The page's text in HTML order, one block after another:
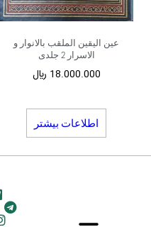
عین الیقین الملقب بالانوار و
الاسرار 2 جلدی
18.000.000 ﷼
اطلاعات بیشتر